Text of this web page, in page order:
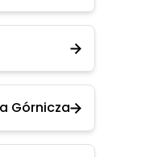
Górnicza